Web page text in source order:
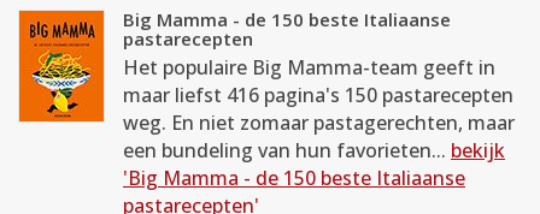
Big Mamma - de 150 beste Italiaanse
pastarecepten
Het populaire Big Mamma-team geeft in
maar liefst 416 pagina's 150 pastarecepten
weg. En niet zomaar pastagerechten, maar
een bundeling van hun favorieten... bekijk
'Big Mamma - de 150 beste Italiaanse
pastarecepten'